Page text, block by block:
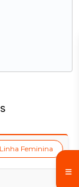
Linha Feminina